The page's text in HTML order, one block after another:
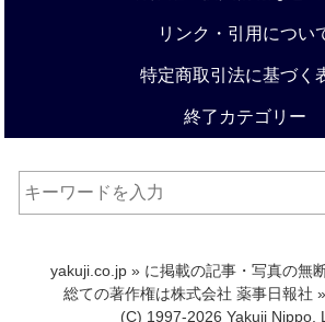
リンク・引用につい
特定商取引法に基づく
終了カテゴリー
yakuji.co.jp » に掲載の記事・写真の無
総ての著作権は株式会社 薬事日報社
(C) 1997-2026 Yakuji Nippo,